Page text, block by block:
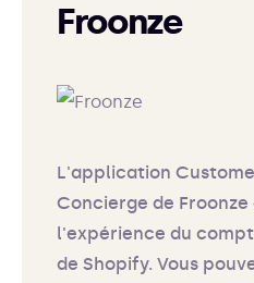
Froonze
L'application
Concierge de
l'expérience du
de Shopify. Vous